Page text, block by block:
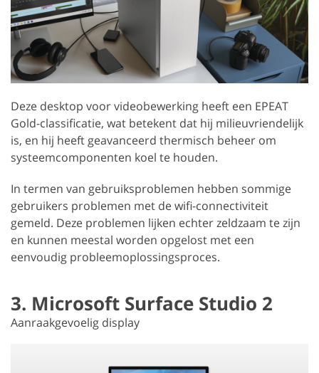
Deze desktop voor videobewerking heeft een EPEAT
Gold-classificatie, wat betekent dat hij milieuvriendelijk
is, en hij heeft geavanceerd thermisch beheer om
systeemcomponenten koel te houden.
In termen van gebruiksproblemen hebben sommige
gebruikers problemen met de wifi-connectiviteit
gemeld. Deze problemen lijken echter zeldzaam te zijn
en kunnen meestal worden opgelost met een
eenvoudig probleemoplossingsproces.
3. Microsoft Surface Studio 2
Aanraakgevoelig display